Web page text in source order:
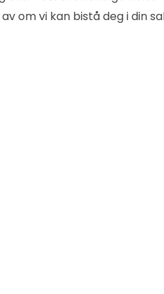
om vi kan bistå deg i din